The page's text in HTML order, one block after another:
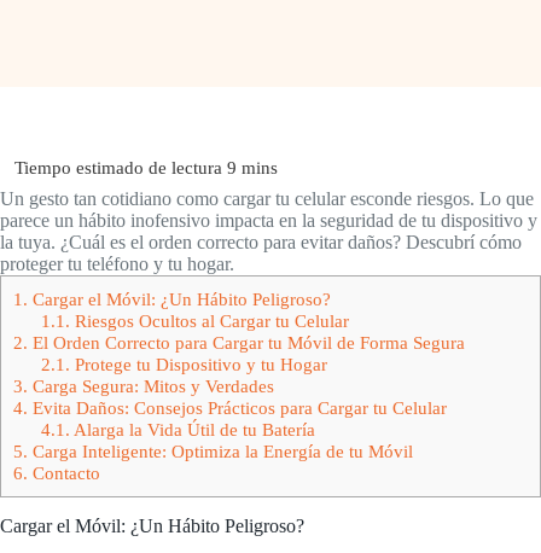
Un gesto tan cotidiano como cargar tu celular esconde riesgos. Lo que
parece un hábito inofensivo impacta en la seguridad de tu dispositivo y
la tuya. ¿Cuál es el orden correcto para evitar daños? Descubrí cómo
proteger tu teléfono y tu hogar.
1. Cargar el Móvil: ¿Un Hábito Peligroso?
1.1. Riesgos Ocultos al Cargar tu Celular
2. El Orden Correcto para Cargar tu Móvil de Forma Segura
2.1. Protege tu Dispositivo y tu Hogar
3. Carga Segura: Mitos y Verdades
4. Evita Daños: Consejos Prácticos para Cargar tu Celular
4.1. Alarga la Vida Útil de tu Batería
5. Carga Inteligente: Optimiza la Energía de tu Móvil
6. Contacto
Cargar el Móvil: ¿Un Hábito Peligroso?